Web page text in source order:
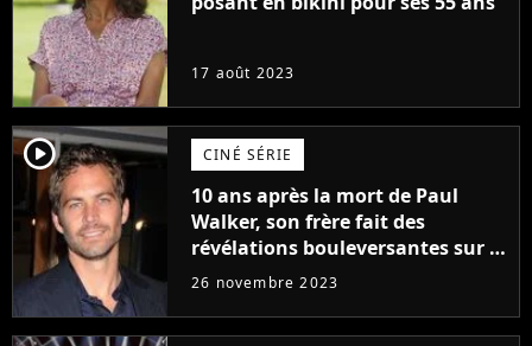
17 août 2023
player2 CINÉ SÉRIE
10 ans après la mort de Paul
Walker, son frère fait des
révélations bouleversantes sur la
réaction des acteurs de Fast and
26 novembre 2023